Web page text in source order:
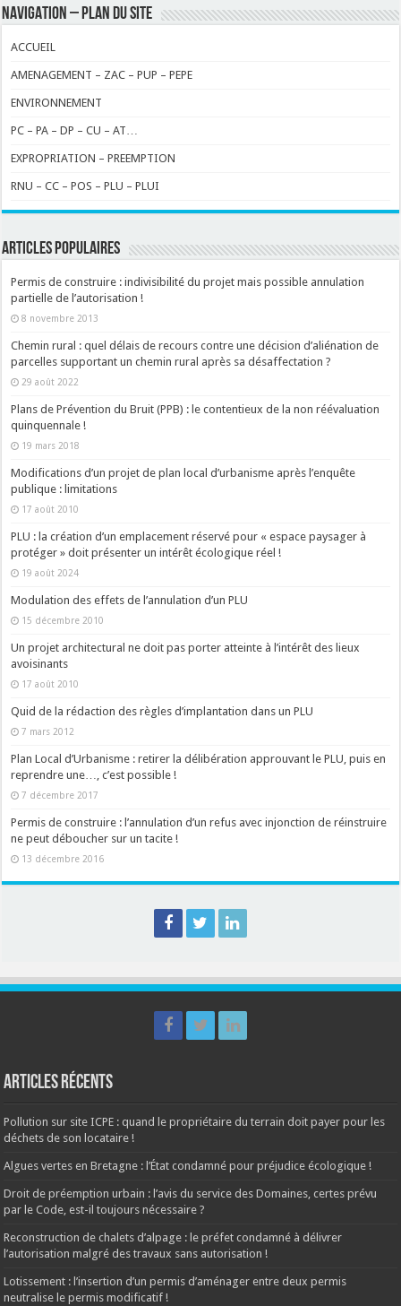
NAVIGATION – PLAN DU SITE
ACCUEIL
AMENAGEMENT – ZAC – PUP – PEPE
ENVIRONNEMENT
PC – PA – DP – CU – AT…
EXPROPRIATION – PREEMPTION
RNU – CC – POS – PLU – PLUI
ARTICLES POPULAIRES
Permis de construire : indivisibilité du projet mais possible annulation
partielle de l’autorisation !
8 novembre 2013
Chemin rural : quel délais de recours contre une décision d’aliénation de
parcelles supportant un chemin rural après sa désaffectation ?
29 août 2022
Plans de Prévention du Bruit (PPB) : le contentieux de la non réévaluation
quinquennale !
19 mars 2018
Modifications d’un projet de plan local d’urbanisme après l’enquête
publique : limitations
17 août 2010
PLU : la création d’un emplacement réservé pour « espace paysager à
protéger » doit présenter un intérêt écologique réel !
19 août 2024
Modulation des effets de l’annulation d’un PLU
15 décembre 2010
Un projet architectural ne doit pas porter atteinte à l’intérêt des lieux
avoisinants
17 août 2010
Quid de la rédaction des règles d’implantation dans un PLU
7 mars 2012
Plan Local d’Urbanisme : retirer la délibération approuvant le PLU, puis en
reprendre une…, c’est possible !
7 décembre 2017
Permis de construire : l’annulation d’un refus avec injonction de réinstruire
ne peut déboucher sur un tacite !
13 décembre 2016
Articles récents
Pollution sur site ICPE : quand le propriétaire du terrain doit payer pour les
déchets de son locataire !
Algues vertes en Bretagne : l’État condamné pour préjudice écologique !
Droit de préemption urbain : l’avis du service des Domaines, certes prévu
par le Code, est-il toujours nécessaire ?
Reconstruction de chalets d’alpage : le préfet condamné à délivrer
l’autorisation malgré des travaux sans autorisation !
Lotissement : l’insertion d’un permis d’aménager entre deux permis
neutralise le permis modificatif !